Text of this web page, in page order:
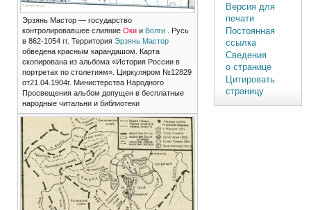
Эрзянь Мастор — государство
контролировавшее слияние Окии Волги. Русь
в 862-1054 гг. Территория Эрзянь Мастор
обведена красным карандашом. Карта
скопирована из альбома «История России в
портретах по столетиям». Циркуляром №12829
от21.04.1904г. Министерства Народного
Просвещения альбом допущен в бесплатные
народные читальни и библиотеки
Версия для
печати
Постоянная
ссылка
Сведения
о странице
Цитировать
страницу